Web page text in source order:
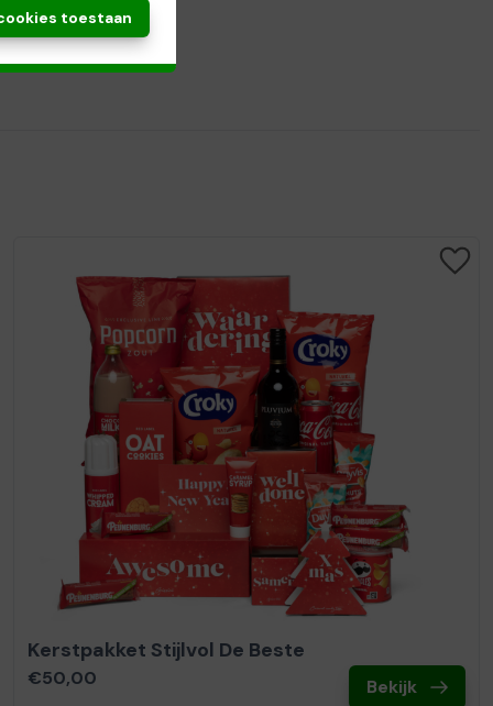
toestaan
Kerstpakket Stijlvol De Beste
€50,00 Bekijk